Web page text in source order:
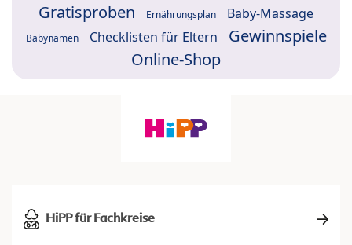
Gratisproben Ernährungsplan Baby-Massage
Babynamen Checklisten für Eltern
Gewinnspiele
Online-Shop
HiPP für Fachkreise